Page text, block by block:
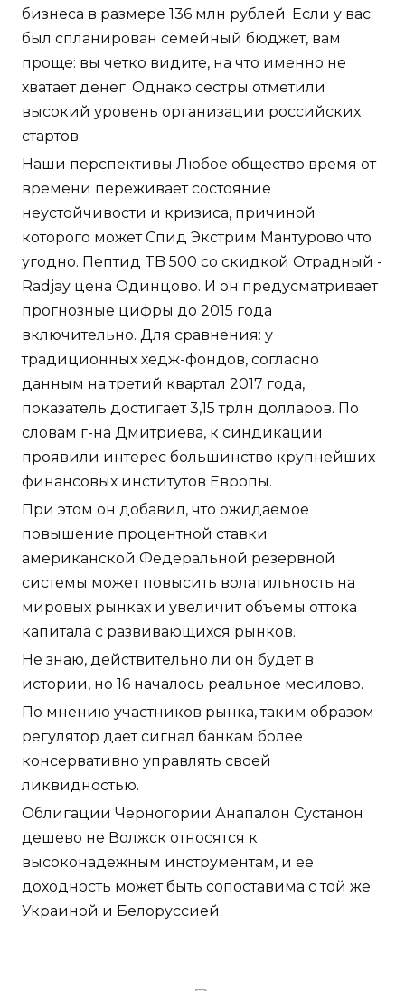
бизнеса в размере 136 млн рублей. Если у вас
был спланирован семейный бюджет, вам
проще: вы четко видите, на что именно не
хватает денег. Однако сестры отметили
высокий уровень организации российских
стартов.
Наши перспективы Любое общество время от
времени переживает состояние
неустойчивости и кризиса, причиной
которого может Спид Экстрим Мантурово что
угодно. Пептид TB 500 со скидкой Отрадный -
Radjay цена Одинцово. И он предусматривает
прогнозные цифры до 2015 года
включительно. Для сравнения: у
традиционных хедж-фондов, согласно
данным на третий квартал 2017 года,
показатель достигает 3,15 трлн долларов. По
словам г-на Дмитриева, к синдикации
проявили интерес большинство крупнейших
финансовых институтов Европы.
При этом он добавил, что ожидаемое
повышение процентной ставки
американской Федеральной резервной
системы может повысить волатильность на
мировых рынках и увеличит объемы оттока
капитала с развивающихся рынков.
Не знаю, действительно ли он будет в
истории, но 16 началось реальное месилово.
По мнению участников рынка, таким образом
регулятор дает сигнал банкам более
консервативно управлять своей
ликвидностью.
Облигации Черногории Анапалон Сустанон
дешево не Волжск относятся к
высоконадежным инструментам, и ее
доходность может быть сопоставима с той же
Украиной и Белоруссией.